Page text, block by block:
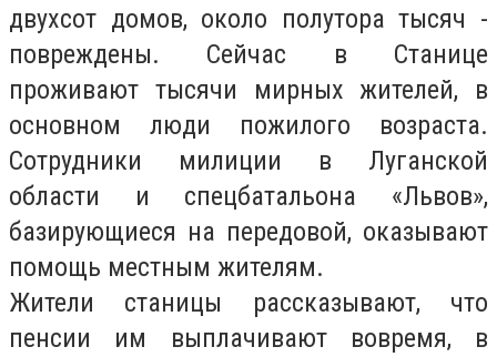
двухсот домов, около полутора тысяч -
повреждены. Сейчас в Станице
проживают тысячи мирных жителей, в
основном люди пожилого возраста.
Сотрудники милиции в Луганской
области и спецбатальона «Львов»,
базирующиеся на передовой, оказывают
помощь местным жителям.
Жители станицы рассказывают, что
пенсии им выплачивают вовремя, в